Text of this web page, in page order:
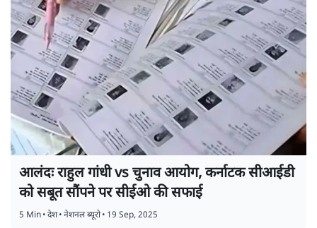
आलंदः राहुल गांधी vs चुनाव आयोग, कर्नाटक सीआईडी
को सबूत सौंपने पर सीईओ की सफाई
5 Min•देश•नेशनल ब्यूरो• 19 Sep, 2025